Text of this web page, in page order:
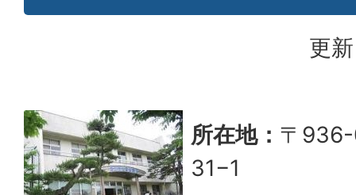
更
所在地： 〒
31−1